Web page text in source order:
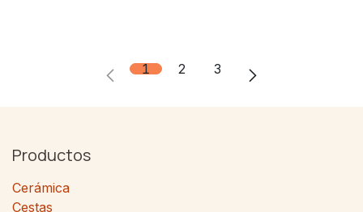
1 2 3
Productos
Cerámica
Cestas